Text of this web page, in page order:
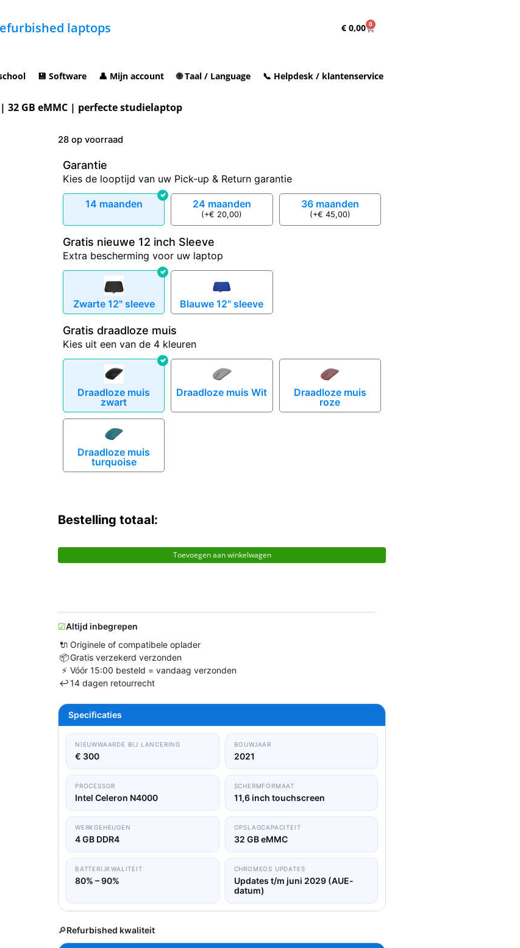
laptops €0,00 0
💾 Software 👤 Mijn account 🌐 Taal / Language 📞 Helpdesk / klantenservice
32 GB eMMC | perfecte studielaptop
28 op voorraad
Garantie
Kies de looptijd van uw Pick-up & Return garantie
14 maanden 24 maanden
(+€ 20,00)
36 maanden
(+€ 45,00)
Gratis nieuwe 12 inch Sleeve
Extra bescherming voor uw laptop
Zwarte 12" sleeve Blauwe 12" sleeve
Gratis draadloze muis
Kies uit een van de 4 kleuren
Draadloze muis
zwart
Draadloze muis Wit
Draadloze muis
roze
Draadloze muis
turquoise
Bestelling totaal:
Toevoegen aan winkelwagen
☑Altijd inbegrepen
🔌 Originele of compatibele oplader
📦Gratis verzekerd verzonden
⚡ Vóór 15:00 besteld = vandaag verzonden
↩14 dagen retourrecht
Specificaties
NIEUWWAARDE BIJ LANCERING
€ 300
BOUWJAAR
2021
PROCESSOR
Intel Celeron N4000
SCHERMFORMAAT
11,6 inch touchscreen
WERKGEHEUGEN
4 GB DDR4
OPSLAGCAPACITEIT
32 GB eMMC
BATTERIJKWALITEIT
80% – 90%
CHROMEOS UPDATES
Updates t/m juni 2029 (AUE-
datum)
🔎Refurbished kwaliteit